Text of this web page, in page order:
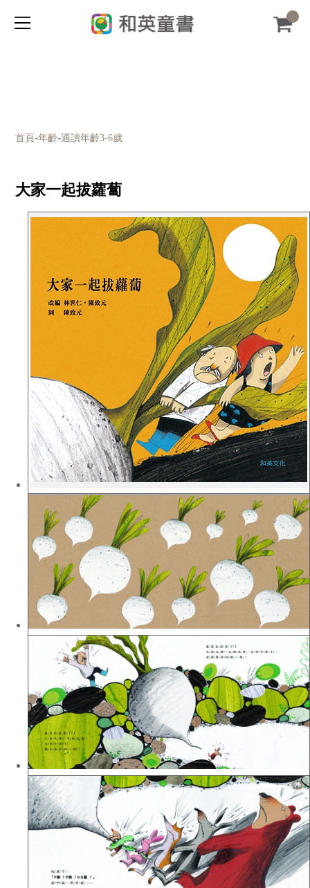
首頁-年齡-適讀年齡3-6歲
大家一起拔蘿蔔